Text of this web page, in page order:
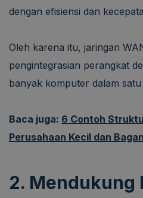
dengan efisiensi dan
Oleh karena itu, jaringan
pengintegrasian perangkat
banyak komputer dalam
Baca juga: 6 Contoh
Perusahaan Kecil dan
2. Mendukung